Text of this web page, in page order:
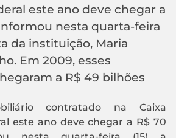
este ano deve chegar a
nesta quarta-feira
da instituição, Maria
Em 2009, esses
a R$ 49 bilhões
contratado na Caixa
este ano deve chegar a R$ 70